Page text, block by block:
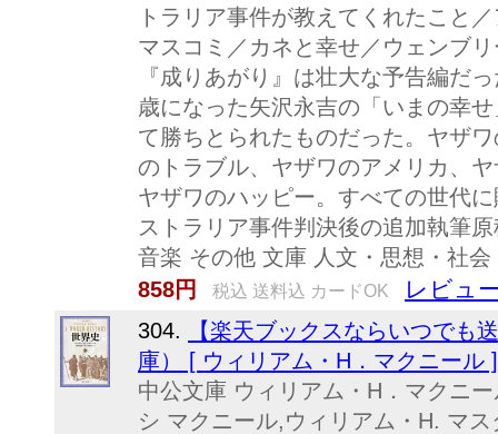
トラリア事件が教えてくれたこと
マスコミ／カネと幸せ／ウェンブ
『成りあがり』は壮大な予告編だ
歳になった矢沢永吉の「いまの幸
て勝ちとられたものだった。ヤザ
のトラブル、ヤザワのアメリカ、
ヤザワのハッピー。すべての世代
ストラリア事件判決後の追加執筆
音楽 その他 文庫 人文・思想・社会
858円
税込 送料込 カードOK レビュ
304.
【楽天ブックスならいつでも
庫） [ ウィリアム・H．マクニール ]
中公文庫 ウィリアム・H．マクニ
シ マクニール,ウィリアム・H. マ